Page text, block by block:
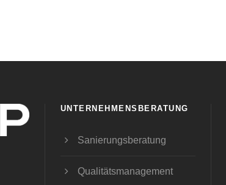
UNTERNEHMENSBERATUNG
Sanierungsberatung
Qualitätsmanagement